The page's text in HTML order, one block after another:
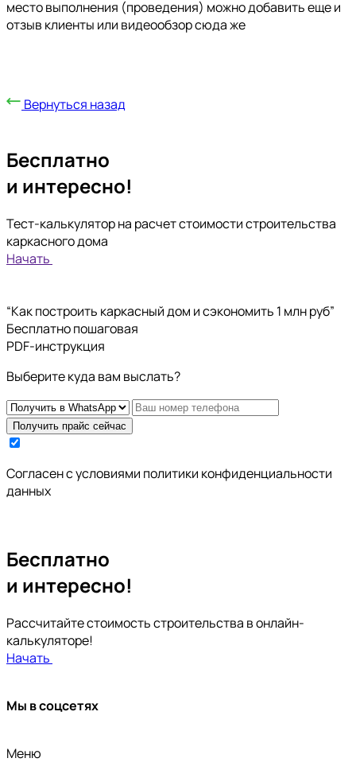
место выполнения (проведения) можно добавить еще и
отзыв клиенты или видеообзор сюда же
Вернуться назад
Бесплатно
и интересно!
Тест-калькулятор на расчет стоимости строительства
каркасного дома
Начать
“Как построить каркасный дом и сэкономить 1 млн руб”
Бесплатно пошаговая
PDF-инструкция
Выберите куда вам выслать?
Получить прайс сейчас
Cогласен с условиями политики конфиденциальности
данных
Бесплатно
и интересно!
Рассчитайте стоимость строительства в онлайн-
калькуляторе!
Начать
Мы в соцсетях
Меню